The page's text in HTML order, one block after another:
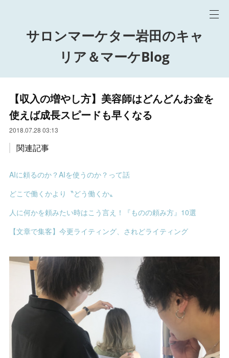
サロンマーケター岩田のキャ
リア＆マーケBlog
【収入の増やし方】美容師はどんどんお金を
使えば成長スピードも早くなる
2018.07.28 03:13
関連記事
AIに頼るのか？AIを使うのか？って話
どこで働くかより〝どう働くか〟
人に何かを頼みたい時はこう言え！『ものの頼み方』10選
【文章で集客】今更ライティング、されどライティング